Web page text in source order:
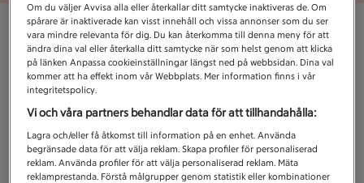
Om du väljer Avvisa alla eller återkallar ditt samtycke inaktiveras de. Om
spårare är inaktiverade kan visst innehåll och vissa annonser som du ser
vara mindre relevanta för dig. Du kan återkomma till denna meny för att
ändra dina val eller återkalla ditt samtycke när som helst genom att klicka
på länken Anpassa cookieinställningar längst ned på webbsidan. Dina val
kommer att ha effekt inom vår Webbplats. Mer information finns i vår
integritetspolicy.
Vi och våra partners behandlar data för att tillhandahålla:
Lagra och/eller få åtkomst till information på en enhet. Använda
begränsade data för att välja reklam. Skapa profiler för personaliserad
reklam. Använda profiler för att välja personaliserad reklam. Mäta
reklamprestanda. Förstå målgrupper genom statistik eller kombinationer